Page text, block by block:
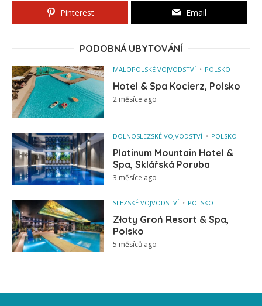
Pinterest Email
PODOBNÁ UBYTOVÁNÍ
MALOPOLSKÉ VOJVODSTVÍ POLSKO
Hotel & Spa Kocierz, Polsko
2 měsíce ago
DOLNOSLEZSKÉ VOJVODSTVÍ POLSKO
Platinum Mountain Hotel &
Spa, Sklářská Poruba
3 měsíce ago
SLEZSKÉ VOJVODSTVÍ POLSKO
Złoty Groń Resort & Spa,
Polsko
5 měsíců ago